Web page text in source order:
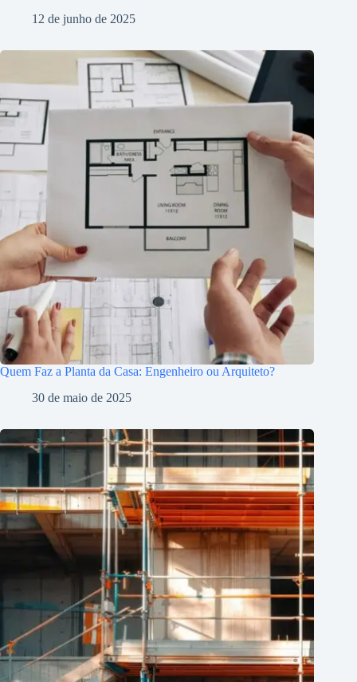
12 de junho de 2025
Quem Faz a Planta da Casa: Engenheiro ou Arquiteto?
30 de maio de 2025